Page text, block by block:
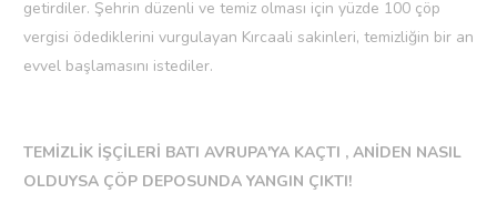
getirdiler. Şehrin düzenli ve temiz olması için yüzde 100 çöp
vergisi ödediklerini vurgulayan Kırcaali sakinleri, temizliğin bir an
evvel başlamasını istediler.
TEMİZLİK İŞÇİLERİ BATI AVRUPA'YA KAÇTI , ANİDEN NASIL
OLDUYSA ÇÖP DEPOSUNDA YANGIN ÇIKTI!